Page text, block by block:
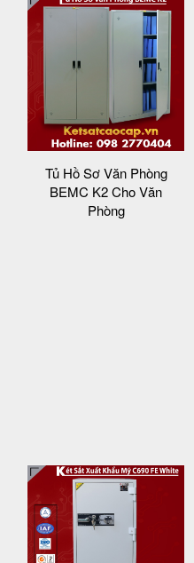
Tủ Hồ Sơ Văn Phòng
BEMC K2 Cho Văn
Phòng